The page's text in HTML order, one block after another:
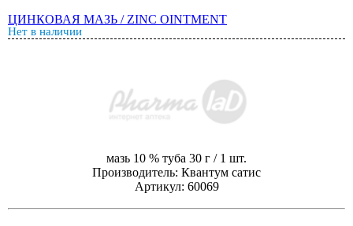
ЦИНКОВАЯ МАЗЬ / ZINC OINTMENT
Нет в наличии
мазь 10 % туба 30 г / 1 шт.
Производитель: Квантум сатис
Артикул: 60069